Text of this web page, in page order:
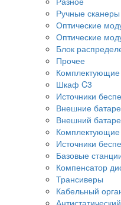
Ручные
Оптические
Оптические
Блок
Прочее
Шкаф C3
Источники
Внешние
Внешний
Источники
Базовые
Компенсатор
Трансиверы
Кабельный